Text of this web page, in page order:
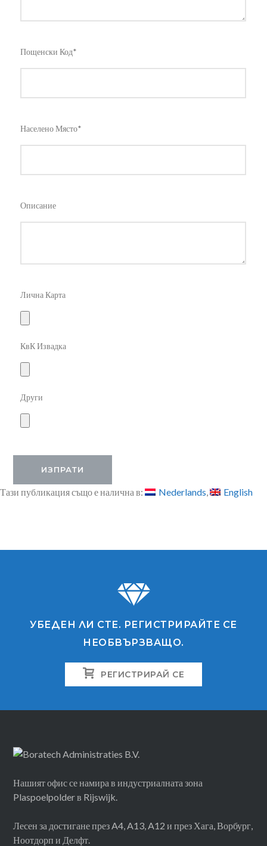
Пощенски Код*
Населено Място*
Описание
Лична Карта
КвК Извадка
Други
Тази публикация също е налична в: Nederlands English
УБЕДЕН ЛИ СТЕ. РЕГИСТРИРАЙТЕ СЕ
НЕОБВЪРЗВАЩО.
РЕГИСТРИРАЙ СЕ
Нашият офис се намира в индустриалната зона
Plaspoelpolder в Rijswijk.
Лесен за достигане през A4, A13, A12 и през Хага, Ворбург,
Ноотдорп и Делфт.